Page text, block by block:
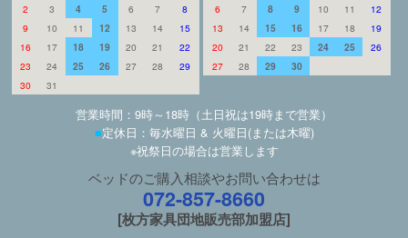
2
3 4 5 6 7
8
9
10 11 12 13 14
15
16
17 18 19 20 21
22
23
24 25 26 27 28
29
30
31
6
7 8 9 10 11
12
13
14 15 16 17 18
19
20
21 22 23 24 25
26
27
28 29 30
営業時間：9時～18時（土日祝は19時まで営業）
■定休日：毎水曜日 & 火曜日(または木曜)
※祝祭日の場合は営業します
ベッドのご購入相談やお問い合わせは
072-857-8660
[枚方家具団地販売部加盟店]